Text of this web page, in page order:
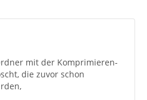
mit der Komprimieren-
die zuvor schon